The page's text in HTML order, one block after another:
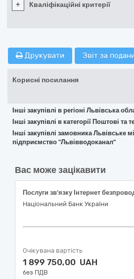
+ Кваліфікаційні критерії
Друкувати Звіт за
Корисні посилання
Інші закупівлі в регіоні Львівська
Інші закупівлі в категорії Поштові та
Інші закупівлі замовника Львівське
підприємство "Львівводоканал"
Вас може зацікавити
Національний Банк України
Очікувана вартість
1 899 750,00 UAH
без ПДВ